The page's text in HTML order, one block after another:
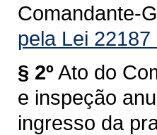
Comandante-
pela Lei
§ 2º Ato do
e inspeção
ingresso da